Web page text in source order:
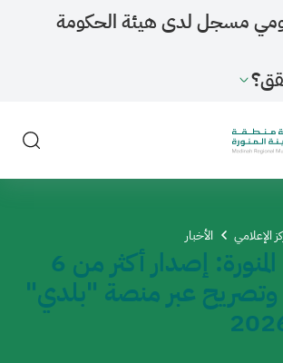
مسجل لدى هيئة الحكومة
الإعلامي الأخبار
أمانة المدينة المنورة: إصدار أكثر من 6
عبر منصة "بلدي"